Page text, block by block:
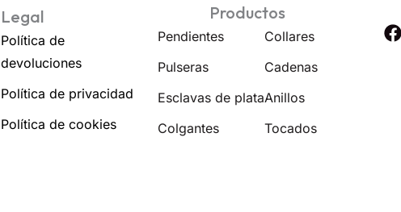
Legal
Política de
devoluciones
Política de privacidad
Política de cookies
Productos
Pendientes
Pulseras
Esclavas de plata
Colgantes
Collares
Cadenas
Anillos
Tocados